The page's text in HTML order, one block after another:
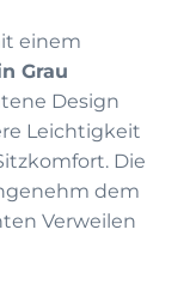
einem
Grau
Design
Leichtigkeit
Die
dem
Verweilen